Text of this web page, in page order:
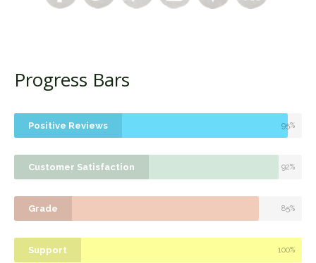
Progress Bars
Positive Reviews 95%
Customer Satisfaction 92%
Grade 85%
Support 100%